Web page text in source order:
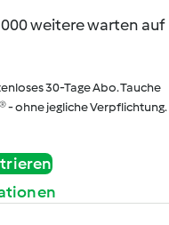
weitere warten auf
30-Tage Abo. Tauche
- ohne jegliche Verpflichtung.